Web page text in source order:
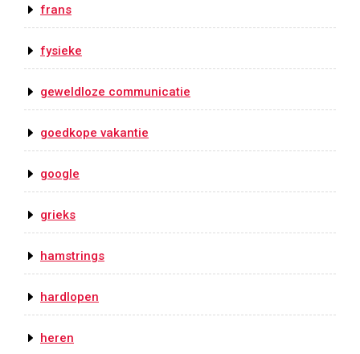
frans
fysieke
geweldloze communicatie
goedkope vakantie
google
grieks
hamstrings
hardlopen
heren